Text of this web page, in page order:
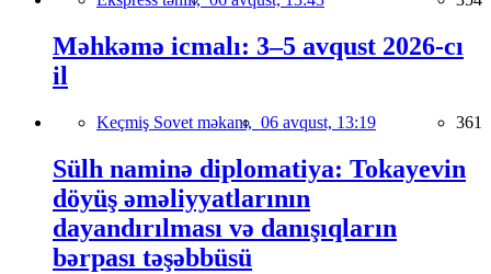
Məhkəmə icmalı: 3–5 avqust 2026-cı
il
Keçmiş Sovet məkanı, 06 avqust, 13:19 361
Sülh naminə diplomatiya: Tokayevin
döyüş əməliyyatlarının
dayandırılması və danışıqların
bərpası təşəbbüsü